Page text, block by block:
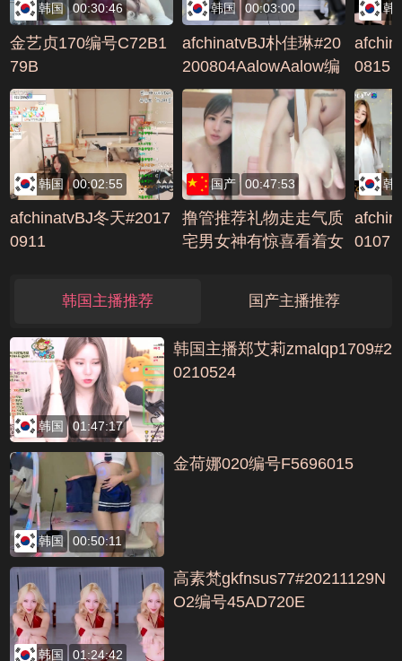
韩国 00:30:46
金艺贞170编号C72B1
79B
韩国 00:03:00
afchinatvBJ朴佳琳#20
200804AalowAalow编
号E2724EAB
韩
0815
韩国 00:02:55
afchinatvBJ冬天#2017
0911
国产 00:47:53
撸管推荐礼物走走气质
宅男女神有惊喜看着女
啊编号12F01442
韩
0107
韩国主播推荐 国产主播推荐
韩国 01:47:17
韩国主播郑艾莉zmalqp1709#2
0210524
韩国 00:50:11
金荷娜020编号F5696015
韩国 01:24:42
高素梵gkfnsus77#20211129N
O2编号45AD720E